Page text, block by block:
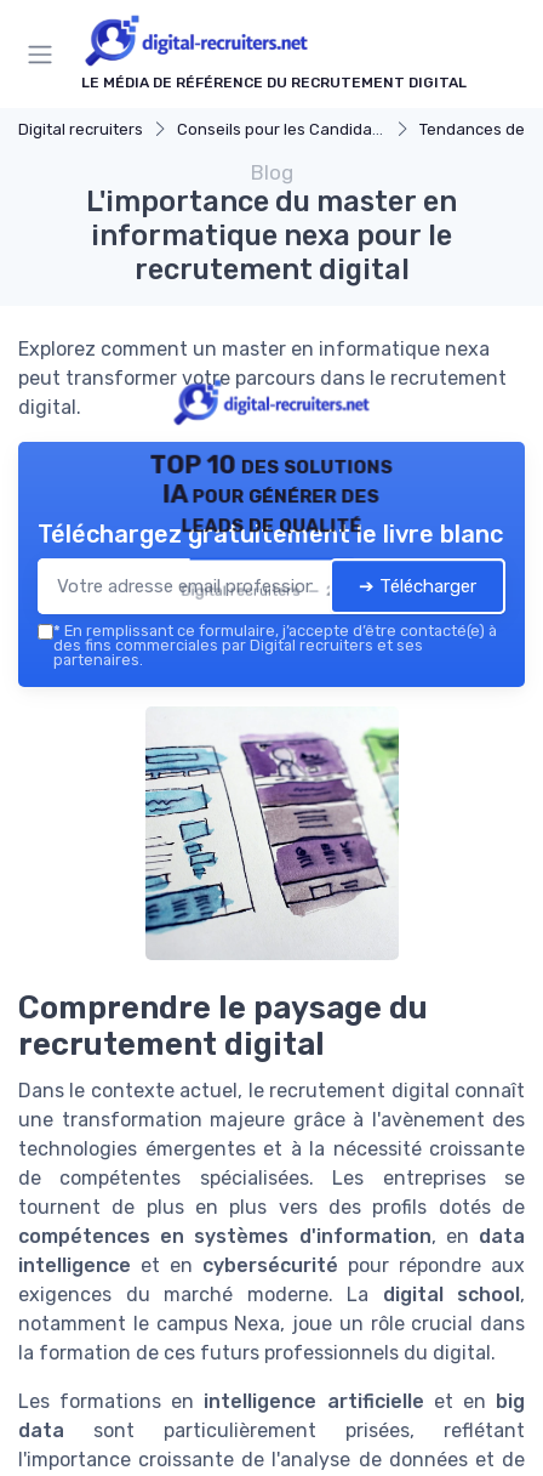
LE MÉDIA DE RÉFÉRENCE DU RECRUTEMENT DIGITAL
Digital recruiters Conseils pour les Candidats Tendances de l'Emploi
Blog
L'importance du master en
informatique nexa pour le
recrutement digital
Explorez comment un master en informatique nexa
peut transformer votre parcours dans le recrutement
digital.
TOP 10 des solutions
IA pour générer des
leads de qualité
Digital recruiters — 2026
Téléchargez gratuitement le livre blanc
➔ Télécharger
* En remplissant ce formulaire, j’accepte d’être contacté(e) à
des fins commerciales par Digital recruiters et ses
partenaires.
Comprendre le paysage du
recrutement digital
Dans le contexte actuel, le recrutement digital connaît
une transformation majeure grâce à l'avènement des
technologies émergentes et à la nécessité croissante
de compétentes spécialisées. Les entreprises se
tournent de plus en plus vers des profils dotés de
compétences en systèmes d'information, en data
intelligence et en cybersécurité pour répondre aux
exigences du marché moderne. La digital school ,
notamment le campus Nexa, joue un rôle crucial dans
la formation de ces futurs professionnels du digital.
Les formations en intelligence artificielle et en
big
data sont particulièrement prisées, reflétant
l'importance croissante de l'analyse de données et de
Panneau de gestion des cookies